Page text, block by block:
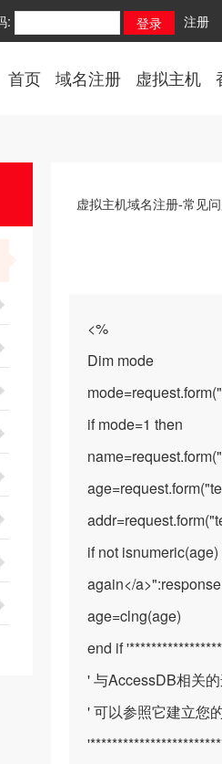
: 注册
首页 域名注册 虚拟主机
虚拟主机域名注册-常见
<%
Dim mode
if mode=1 then
if not
again</
age=clng(age)
end if
' 与AccessDB相关
' 可以参照它建立您